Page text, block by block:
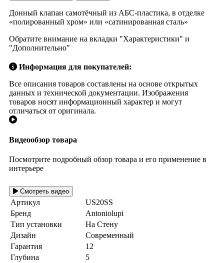
Донный клапан самотёчный из АБС-пластика, в отделке
«полированный хром» или «сатинированная сталь»
Обратите внимание на вкладки "Характеристики" и
"Дополнительно"
Информация для покупателей:
Все описания товаров составлены на основе открытых
данных и технической документации. Изображения
товаров носят информационный характер и могут
отличаться от оригинала.
Видеообзор товара
Посмотрите подробный обзор товара и его применение в
интерьере
Смотреть видео
Артикул
US20SS
Бренд
Antoniolupi
Тип установки
На Стену
Дизайн
Современный
Гарантия
12
Глубина
5